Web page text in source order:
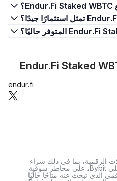
endur.fi
الرقمية، بما في ذلك شراء
وغيرها من الأصول الرقمية على Bybit، على مخاطر سوقية
الذي تبحث عنه متاحًا حاليًا